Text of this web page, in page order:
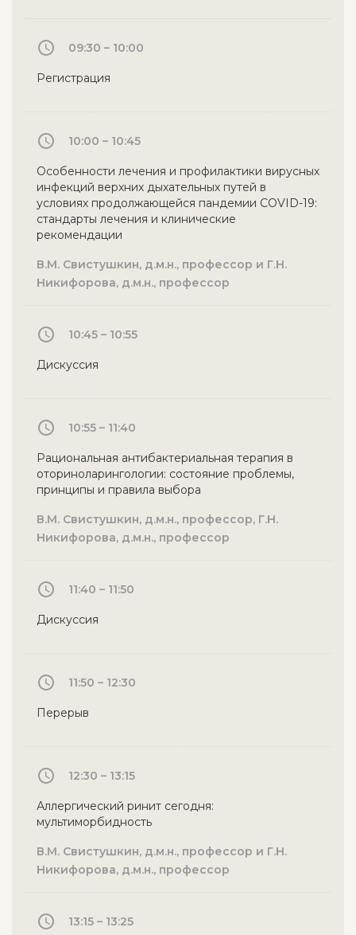
09:30 – 10:00
Регистрация
10:00 – 10:45
Особенности лечения и профилактики вирусных
инфекций верхних дыхательных путей в
условиях продолжающейся пандемии COVID-19:
стандарты лечения и клинические
рекомендации
В.М. Свистушкин, д.м.н., профессор и Г.Н.
Никифорова, д.м.н., профессор
10:45 – 10:55
Дискуссия
10:55 – 11:40
Рациональная антибактериальная терапия в
оториноларингологии: состояние проблемы,
принципы и правила выбора
В.М. Свистушкин, д.м.н., профессор, Г.Н.
Никифорова, д.м.н., профессор
11:40 – 11:50
Дискуссия
11:50 – 12:30
Перерыв
12:30 – 13:15
Аллергический ринит сегодня:
мультиморбидность
В.М. Свистушкин, д.м.н., профессор и Г.Н.
Никифорова, д.м.н., профессор
13:15 – 13:25